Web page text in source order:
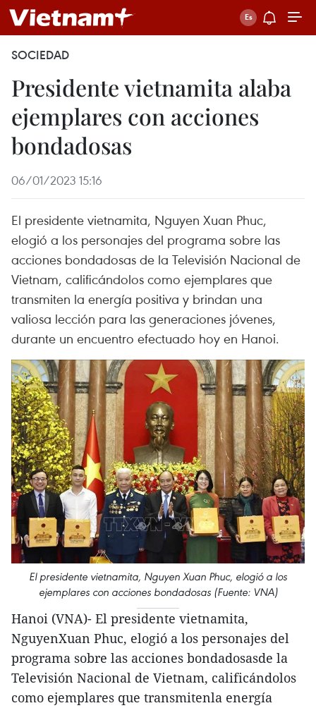
SOCIEDAD
Presidente vietnamita alaba
ejemplares con acciones
bondadosas
06/01/2023 15:16
El presidente vietnamita, Nguyen Xuan Phuc,
elogió a los personajes del programa sobre las
acciones bondadosas de la Televisión Nacional de
Vietnam, calificándolos como ejemplares que
transmiten la energía positiva y brindan una
valiosa lección para las generaciones jóvenes,
durante un encuentro efectuado hoy en Hanoi.
El presidente vietnamita, Nguyen Xuan Phuc, elogió a los
ejemplares con acciones bondadosas (Fuente: VNA)
Hanoi (VNA)- El presidente vietnamita,
NguyenXuan Phuc, elogió a los personajes del
programa sobre las acciones bondadosasde la
Televisión Nacional de Vietnam, calificándolos
como ejemplares que transmitenla energía